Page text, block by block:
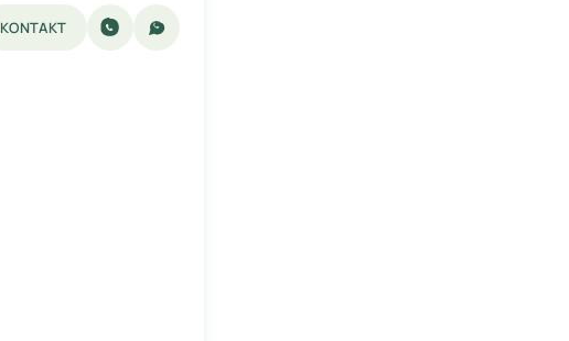
KONTAKT